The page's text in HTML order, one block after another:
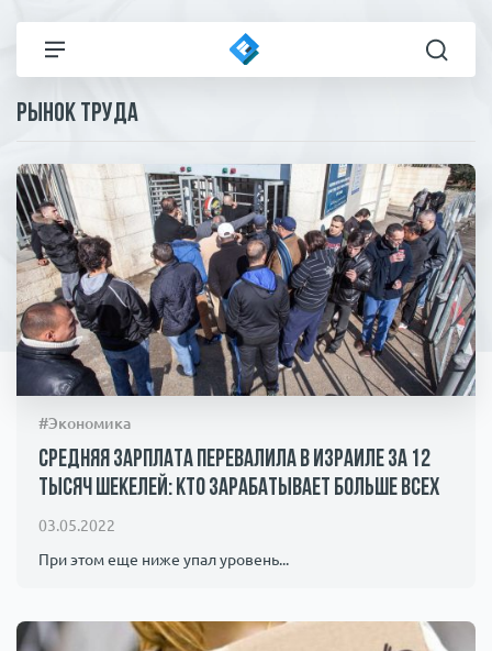
Все новости
Политика
В мире
Экономика
Общество
Коронавирус
Происшествия
Спорт
Здоровье и красота
Пресса
Статьи
ЧП И КРИМИНАЛ
Рынок труда
#Экономика
Средняя зарплата перевалила в Израиле за 12
тысяч шекелей: кто зарабатывает больше всех
03.05.2022
При этом еще ниже упал уровень...